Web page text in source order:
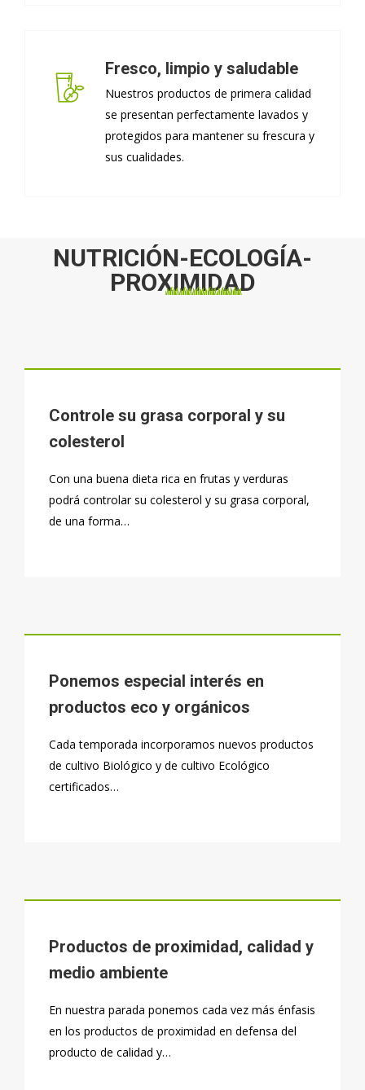
Fresco, limpio y saludable
Nuestros productos de primera calidad
se presentan perfectamente lavados y
protegidos para mantener su frescura y
sus cualidades.
NUTRICIÓN-ECOLOGÍA-
PROXIMIDAD
Controle su grasa corporal y su
colesterol
Con una buena dieta rica en frutas y verduras
podrá controlar su colesterol y su grasa corporal,
de una forma…
Ponemos especial interés en
productos eco y orgánicos
Cada temporada incorporamos nuevos productos
de cultivo Biológico y de cultivo Ecológico
certificados…
Productos de proximidad, calidad y
medio ambiente
En nuestra parada ponemos cada vez más énfasis
en los productos de proximidad en defensa del
producto de calidad y…